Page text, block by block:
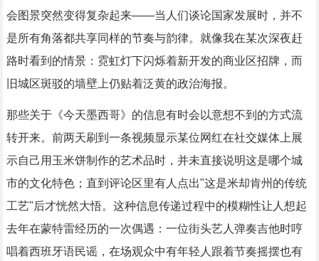
会图景突然变得复杂起来——当人们谈论国家发展时，并不
是所有角落都共享同样的节奏与韵律。就像我在某次深夜赶
路时看到的情景：霓虹灯下闪烁着新开发的商业区招牌，而
旧城区斑驳的墙壁上仍贴着泛黄的政治海报。
那些关于《今天墨西哥》的信息有时会以意想不到的方式流
转开来。前两天刷到一条视频显示某位网红在社交媒体上展
示自己用玉米饼制作的艺术品时，并未直接说明这是哪个城
市的文化特色；直到评论区里有人点出"这是米却肯州的传统
工艺"后才恍然大悟。这种信息传递过程中的模糊性让人想起
去年在蒙特雷经历的一次偶遇：一位街头艺人弹奏吉他时哼
唱着西班牙语民谣，在场观众中有年轻人跟着节奏摇摆也有